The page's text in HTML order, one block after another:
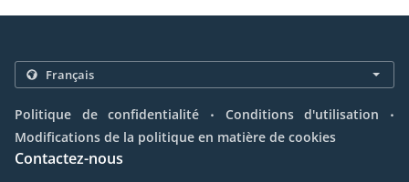
Politique de confidentialité . Conditions d'utilisation .
Modifications de la politique en matière de cookies
Contactez-nous